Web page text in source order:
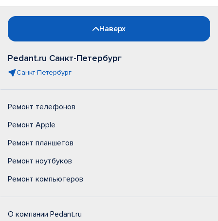
Наверх
Pedant.ru Санкт-Петербург
Санкт-Петербург
Ремонт телефонов
Ремонт Apple
Ремонт планшетов
Ремонт ноутбуков
Ремонт компьютеров
О компании Pedant.ru